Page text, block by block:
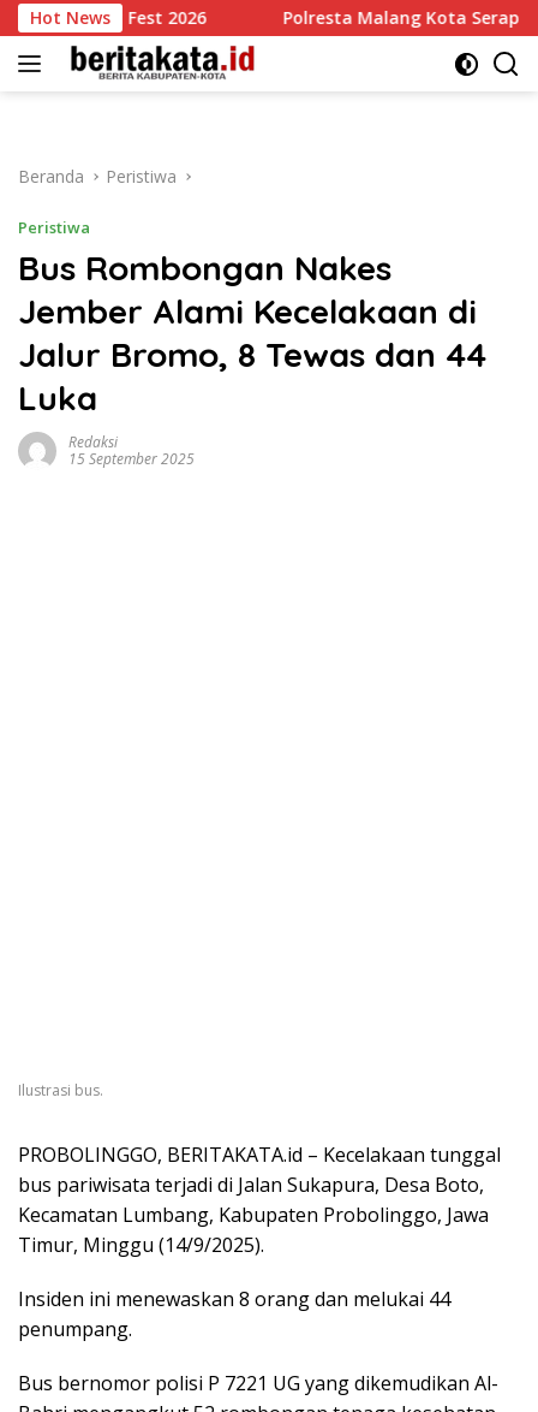
Langsung
ke
konten
Hot News
Sky Fest 2026 Polresta Malang Kota Serap
Beranda Peristiwa
Peristiwa
Bus Rombongan Nakes
Jember Alami Kecelakaan di
Jalur Bromo, 8 Tewas dan 44
Luka
Redaksi
15 September 2025
Ilustrasi bus.
PROBOLINGGO, BERITAKATA.id – Kecelakaan tunggal
bus pariwisata terjadi di Jalan Sukapura, Desa Boto,
Kecamatan Lumbang, Kabupaten Probolinggo, Jawa
Timur, Minggu (14/9/2025).
Insiden ini menewaskan 8 orang dan melukai 44
penumpang.
Bus bernomor polisi P 7221 UG yang dikemudikan Al-